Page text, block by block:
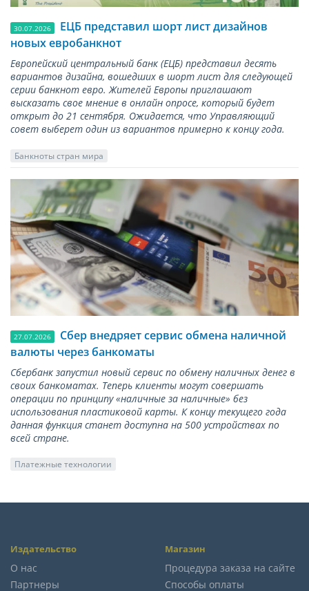
30.07.2026
ЕЦБ представил шорт лист дизайнов
новых евробанкнот
Европейский центральный банк (ЕЦБ) представил десять
вариантов дизайна, вошедших в шорт лист для следующей
серии банкнот евро. Жителей Европы приглашают
высказать свое мнение в онлайн опросе, который будет
открыт до 21 сентября. Ожидается, что Управляющий
совет выберет один из вариантов примерно к концу года.
Банкноты стран мира
27.07.2026
Сбер внедряет сервис обмена наличной
валюты через банкоматы
Сбербанк запустил новый сервис по обмену наличных денег в
своих банкоматах. Теперь клиенты могут совершать
операции по принципу «наличные за наличные» без
использования пластиковой карты. К концу текущего года
данная функция станет доступна на 500 устройствах по
всей стране.
Платежные технологии
Издательство
О нас
Партнеры
Магазин
Процедура заказа на сайте
Способы оплаты